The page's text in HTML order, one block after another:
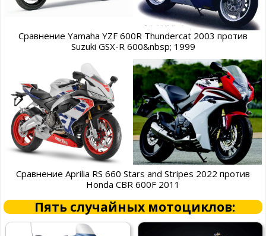
Сравнение Yamaha YZF 600R Thundercat 2003 против
Suzuki GSX-R 600&nbsp; 1999
Сравнение Aprilia RS 660 Stars and Stripes 2022 против
Honda CBR 600F 2011
Пять случайных мотоциклов: